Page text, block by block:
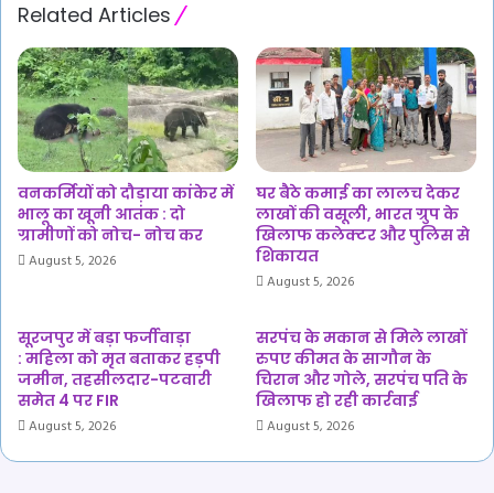
से
मांगी
स्टेटस
रिपोर्ट
Related Articles
वनकर्मियों को दौड़ाया कांकेर में
भालू का खूनी आतंक : दो
ग्रामीणों को नोच- नोच कर
August 5, 2026
घर बैठे कमाई का लालच देकर
लाखों की वसूली, भारत ग्रुप के
खिलाफ कलेक्टर और पुलिस से
शिकायत
August 5, 2026
सूरजपुर में बड़ा फर्जीवाड़ा
: महिला को मृत बताकर हड़पी
जमीन, तहसीलदार-पटवारी
समेत 4 पर FIR
August 5, 2026
सरपंच के मकान से मिले लाखों
रुपए कीमत के सागौन के
चिरान और गोले, सरपंच पति के
खिलाफ हो रही कार्रवाई
August 5, 2026